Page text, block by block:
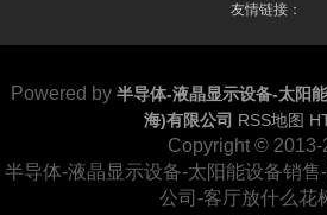
友情链接：
Powered by 半导体-液晶显示设备-太阳
海)有限公司 RSS地图
Copyright © 2013-
半导体-液晶显示设备-太阳能设备销
公司-客厅放什么花